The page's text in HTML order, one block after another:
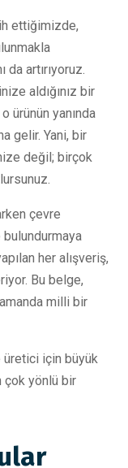
ettiğimizde,
da artırıyoruz.
aldığınız bir
ürünün yanında
gelir. Yani, bir
değil; birçok
çevre
her alışveriş,
Bu belge,
milli bir
üretici için büyük
çok yönlü bir